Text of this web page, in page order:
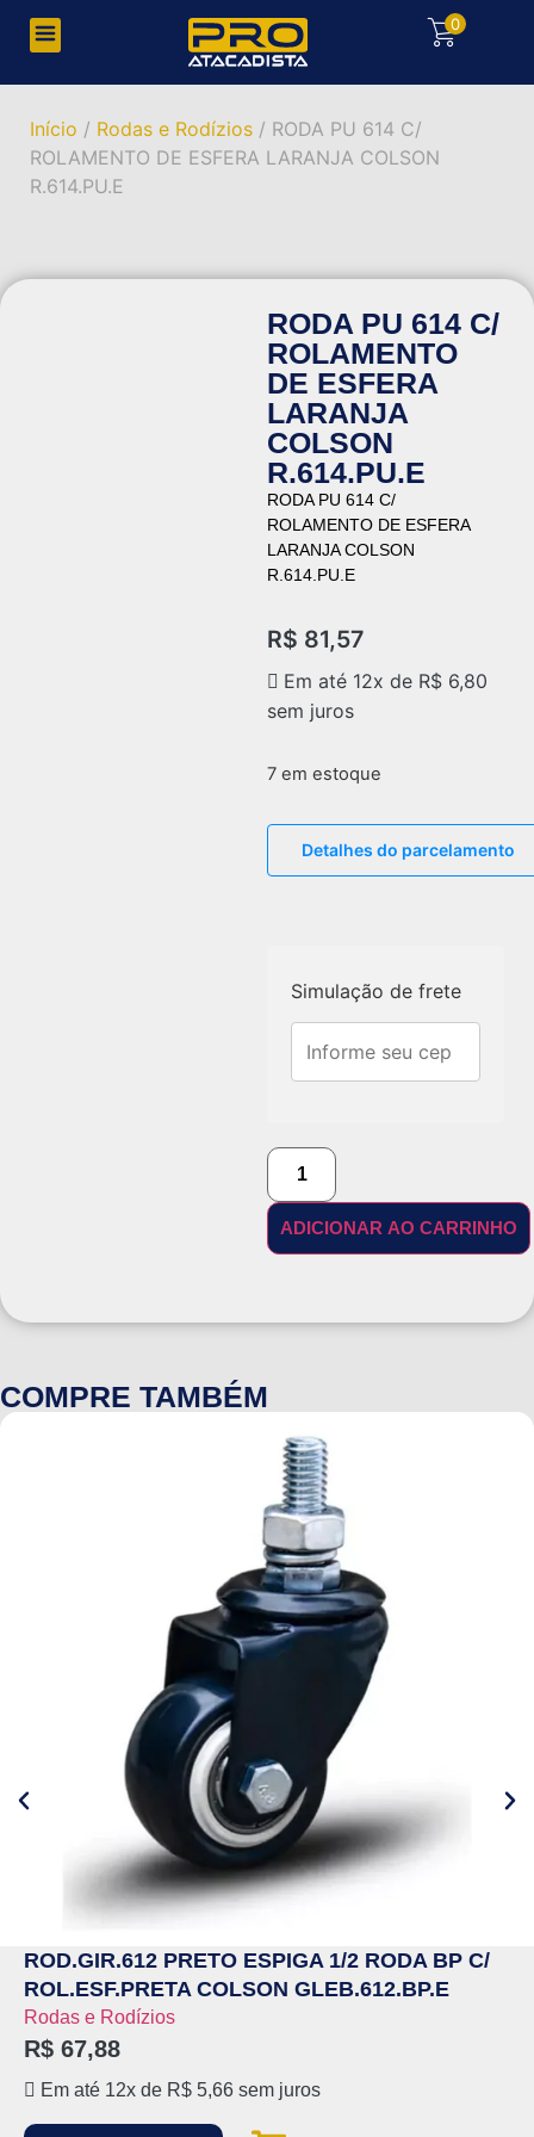
0
Início / Rodas e Rodízios / RODA PU 614 C/
ROLAMENTO DE ESFERA LARANJA COLSON
R.614.PU.E
RODA PU 614 C/
ROLAMENTO
DE ESFERA
LARANJA
COLSON
R.614.PU.E
RODA PU 614 C/
ROLAMENTO DE ESFERA
LARANJA COLSON
R.614.PU.E
R$ 81,57
Em até 12x de R$ 6,80
sem juros
7 em estoque
Detalhes do parcelamento
Simulação de frete
ADICIONAR AO CARRINHO
COMPRE TAMBÉM
ROD.GIR.612 PRETO ESPIGA 1/2 RODA BP C/
ROL.ESF.PRETA COLSON GLEB.612.BP.E
Rodas e Rodízios
R$ 67,88
Em até 12x de R$ 5,66 sem juros